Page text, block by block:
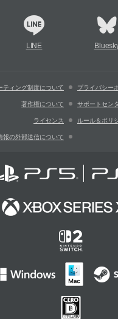
LINE
ティング制度について プライバシー
著作権について サポートセン
ライセンス ルール＆ポリ
報の外部送信について